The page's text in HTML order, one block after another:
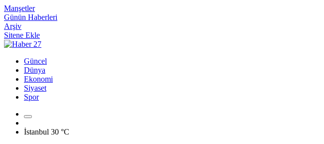
Manşetler
Günün Haberleri
Arşiv
Sitene Ekle
Güncel
Dünya
Ekonomi
Siyaset
Spor
İstanbul 30 °C